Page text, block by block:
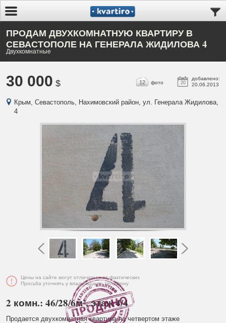
ПРОДАМ ДВУХКОМНАТНУЮ КВАРТИРУ В
СЕВАСТОПОЛЕ НА ГЕНЕРАЛА ЖИДИЛОВА 4
Двухкомнатные
30 000 $ 20
добавлено:
20.06.2013
12 фото
Крым, Севастополь, Нахимовский район, ул. Генерала Жидилова,
4
Цены на сайте могут отличаться от фактических
Просьба уточнять у владельца по телефону
2 комн.: 46/28/6м², этаж 4/4
Продается двухкомнатная квартира на четвертом этаже